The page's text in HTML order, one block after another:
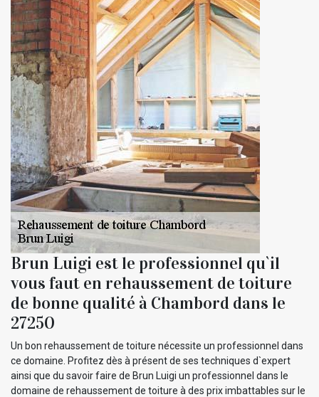
Brun Luigi est le professionnel qu`il
vous faut en rehaussement de toiture
de bonne qualité à Chambord dans le
27250
Un bon rehaussement de toiture nécessite un professionnel dans
ce domaine. Profitez dès à présent de ses techniques d`expert
ainsi que du savoir faire de Brun Luigi un professionnel dans le
domaine de rehaussement de toiture à des prix imbattables sur le